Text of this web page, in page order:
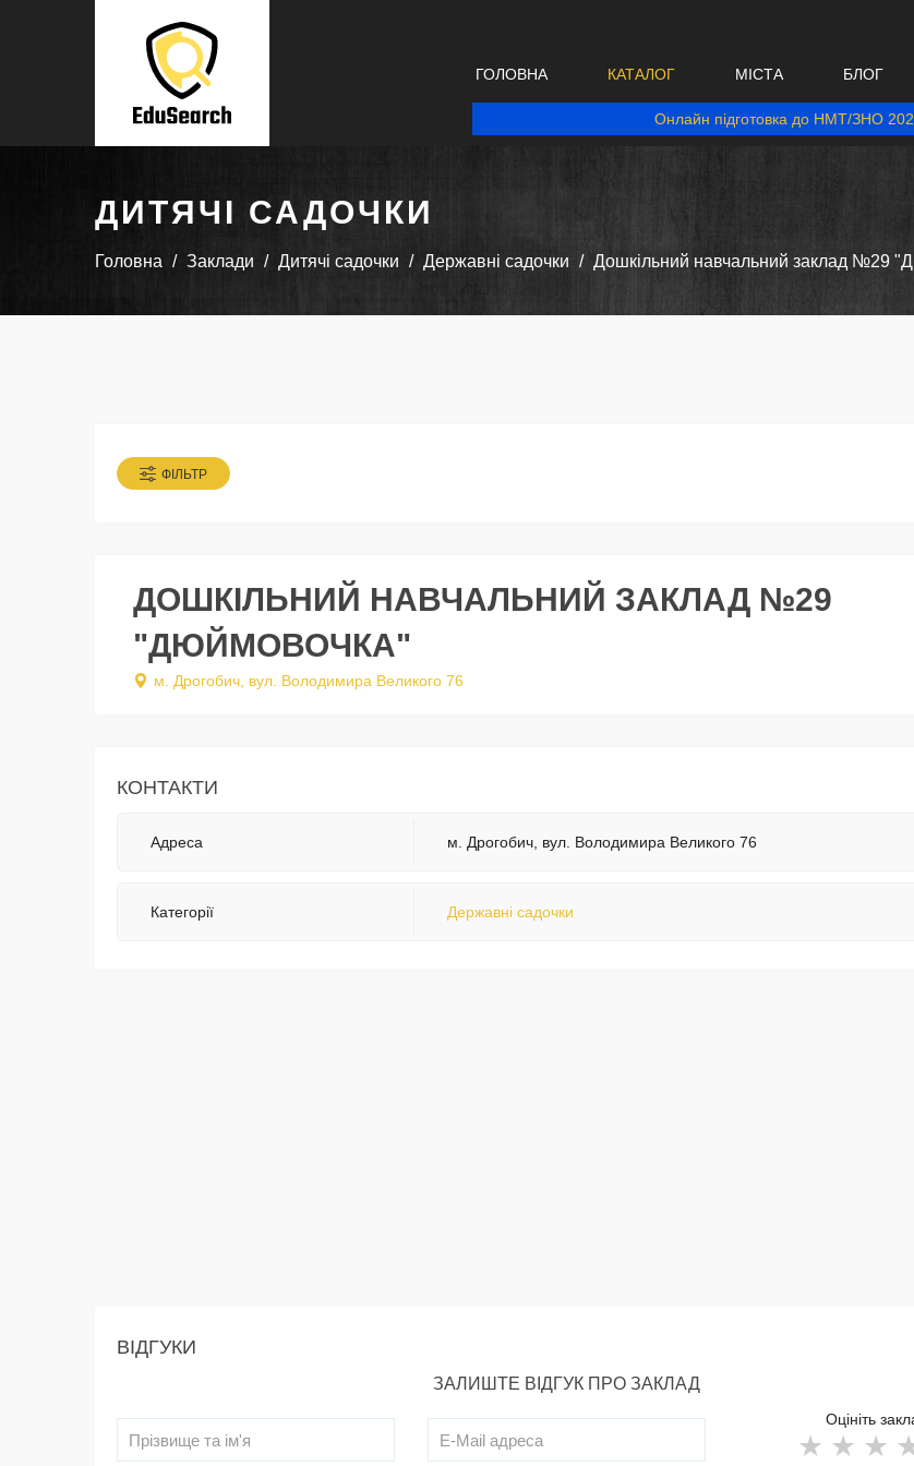
ГОЛОВНА КАТАЛОГ МІСТА БЛОГ
Онлайн підготовка до НМТ/ЗНО
ДИТЯЧІ САДОЧКИ
Головна Заклади Дитячі садочки Державні садочки Дошкільний навчальний заклад №29
ФІЛЬТР
ДОШКІЛЬНИЙ НАВЧАЛЬНИЙ ЗАКЛАД №29
"ДЮЙМОВОЧКА"
м. Дрогобич, вул. Володимира Великого 76
КОНТАКТИ
Адреса м. Дрогобич, вул. Володимира Великого 76
Категорії Державні садочки
ВІДГУКИ
ЗАЛИШТЕ ВІДГУК ПРО ЗАКЛАД
Оцініть